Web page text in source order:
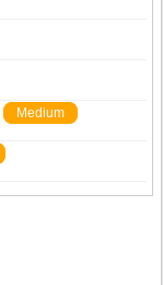
Medium